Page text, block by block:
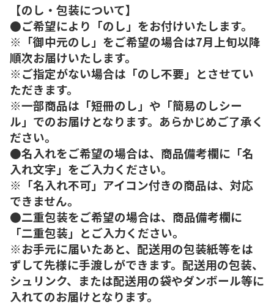
【のし・包装について】
●ご希望により「のし」をお付けいたします。
※「御中元のし」をご希望の場合は7月上旬以降
順次お届けいたします。
※ご指定がない場合は「のし不要」とさせてい
ただきます。
※一部商品は「短冊のし」や「簡易のしシー
ル」でのお届けとなります。あらかじめご了承く
ださい。
●名入れをご希望の場合は、商品備考欄に「名
入れ文字」をご入力ください。
※「名入れ不可」アイコン付きの商品は、対応
できません。
●二重包装をご希望の場合は、商品備考欄に
「二重包装」とご入力ください。
※お手元に届いたあと、配送用の包装紙等をは
ずして先様に手渡しができます。配送用の包装、
シュリンク、または配送用の袋やダンボール等に
入れてのお届けとなります。